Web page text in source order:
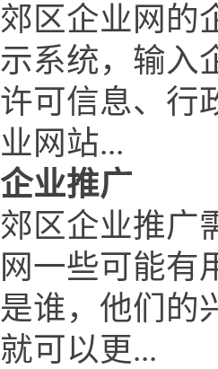
郊区企业网的
示系统，输入
许可信息、行
业网站...
企业推广
郊区企业推广
网一些可能有
是谁，他们的
就可以更...